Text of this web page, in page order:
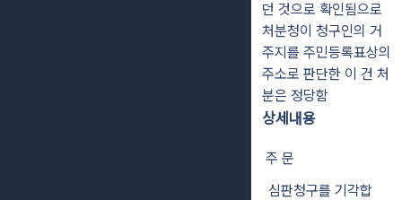
던 것으로 확인됨으로
처분청이 청구인의 거
주지를 주민등록표상의
주소로 판단한 이 건 처
분은 정당함
상세내용
주 문
심판청구를 기각합